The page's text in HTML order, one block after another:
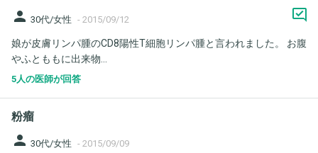
person 30代/女性 - 2015/09/12
娘が皮膚リンパ腫のCD8陽性T細胞リンパ腫と言われました。 お腹
やふとももに出来物...
5人の医師が回答
粉瘤
person 30代/女性 - 2015/09/09